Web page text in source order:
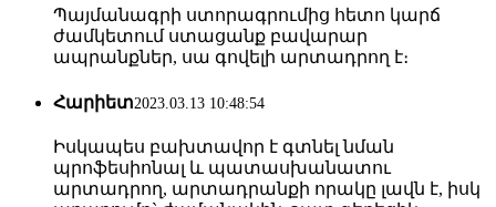
Պայմանագրի ստորագրումից հետո կարճ
ժամկետում ստացանք բավարար
ապրանքներ, սա գովելի արտադրող է։
Հարիետ2023.03.13 10:48:54
Իսկապես բախտավոր է գտնել նման
պրոֆեսիոնալ և պատասխանատու
արտադրող, արտադրանքի որակը լավն է, իսկ